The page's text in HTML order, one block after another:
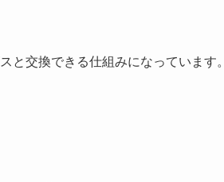
と交換できる仕組みになっています。